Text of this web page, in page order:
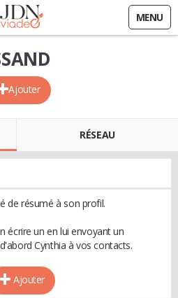
MENU
Ajouter
RÉSEAU
de résumé à son profil.
écrire un en lui envoyant un
Cynthia à vos contacts.
Ajouter